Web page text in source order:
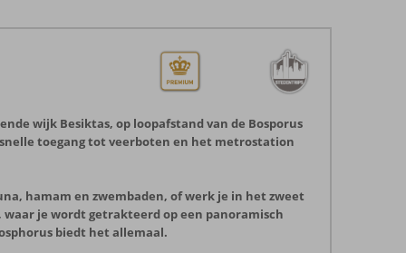
wijk Besiktas, op loopafstand van de Bosporus
toegang tot veerboten en het metrostation
hamam en zwembaden, of werk je in het zweet
je wordt getrakteerd op een panoramisch
biedt het allemaal.